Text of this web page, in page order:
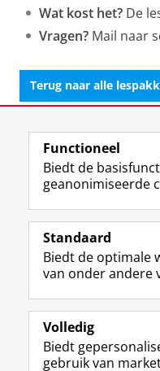
Wat kost het? De
Vragen? Mail naar
Terug naar alle
Laatst gewijzigd: 16
Volg de
Studiekiezers
Alumni
Over ons
Functioneel
Biedt de
geanonimiseerde
Standaard
Biedt de optimale
van onder andere
Volledig
Biedt
gebruik van